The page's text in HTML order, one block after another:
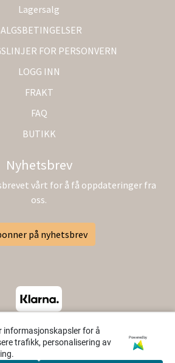
informasjonskapsler for å
trafikk, personalisering av
Powered by
Lagersalg
FOR PERSONVERN
LOGG INN
FRAKT
FAQ
BUTIKK
Nyhetsbrev
vårt for å få oppdateringer fra
oss.
på nyhetsbrev